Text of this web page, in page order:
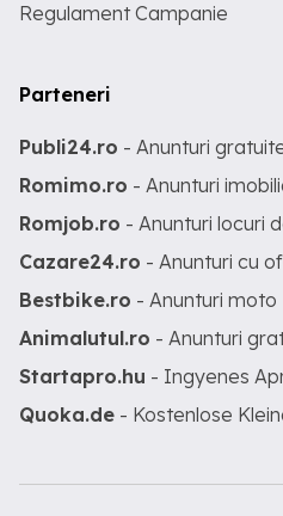
Regulament Campanie
Parteneri
Publi24.ro - Anunturi
Romimo.ro - Anunturi
Romjob.ro - Anunturi locuri
Cazare24.ro - Anunturi cu
Bestbike.ro - Anunturi moto
Animalutul.ro - Anunturi
Startapro.hu - Ingyenes
Quoka.de - Kostenlose